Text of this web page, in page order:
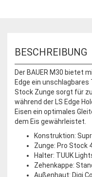
BESCHREIBUNG
Der BAUER M30 bietet
Edge ein unschlagbares
Stock Zunge sorgt für
während der LS Edge
Eisen ein optimales
dem Eis gewährleistet.
Konstruktion:
Zunge: Pro Stock
Halter: TUUK
Zehenkappe:
Außenhaut: Digi